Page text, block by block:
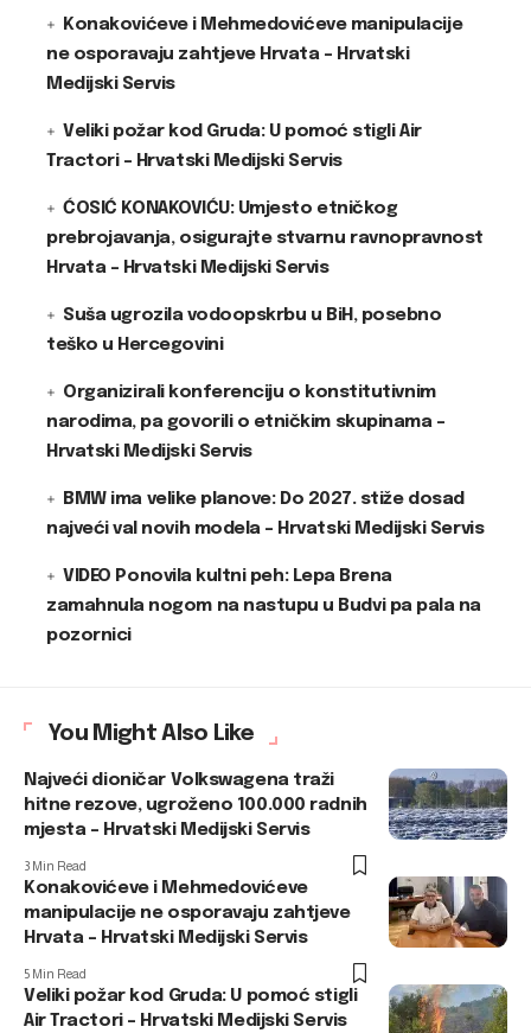
Konakovićeve i Mehmedovićeve manipulacije
ne osporavaju zahtjeve Hrvata – Hrvatski
Medijski Servis
Veliki požar kod Gruda: U pomoć stigli Air
Tractori – Hrvatski Medijski Servis
ĆOSIĆ KONAKOVIĆU: Umjesto etničkog
prebrojavanja, osigurajte stvarnu ravnopravnost
Hrvata – Hrvatski Medijski Servis
Suša ugrozila vodoopskrbu u BiH, posebno
teško u Hercegovini
Organizirali konferenciju o konstitutivnim
narodima, pa govorili o etničkim skupinama –
Hrvatski Medijski Servis
BMW ima velike planove: Do 2027. stiže dosad
najveći val novih modela – Hrvatski Medijski Servis
VIDEO Ponovila kultni peh: Lepa Brena
zamahnula nogom na nastupu u Budvi pa pala na
pozornici
You Might Also Like
Najveći dioničar Volkswagena traži
hitne rezove, ugroženo 100.000 radnih
mjesta – Hrvatski Medijski Servis
3 Min Read
Konakovićeve i Mehmedovićeve
manipulacije ne osporavaju zahtjeve
Hrvata – Hrvatski Medijski Servis
5 Min Read
Veliki požar kod Gruda: U pomoć stigli
Air Tractori – Hrvatski Medijski Servis